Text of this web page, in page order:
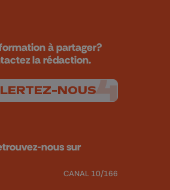
à partager?
la rédaction.
NOUS
nous sur
CANAL 10/166